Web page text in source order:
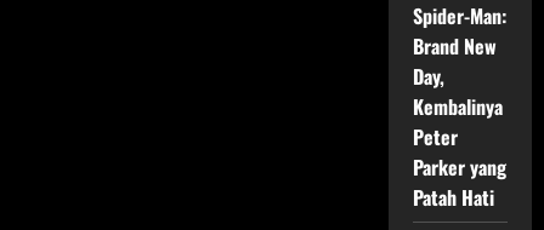
Spider-Man:
Brand New
Day,
Kembalinya
Peter
Parker yang
Patah Hati